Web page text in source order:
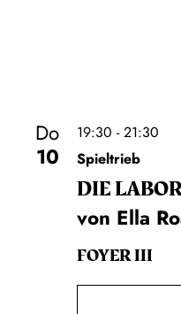
Do
10
19:30 - 21:30
Spieltrieb
DIE
von Ella
FOYER III